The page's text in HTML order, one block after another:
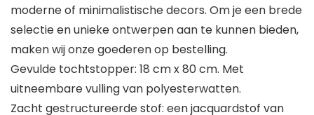
moderne of minimalistische decors. Om je een brede
selectie en unieke ontwerpen aan te kunnen bieden,
maken wij onze goederen op bestelling.
Gevulde tochtstopper: 18 cm x 80 cm. Met
uitneembare vulling van polyesterwatten.
Zacht gestructureerde stof: een jacquardstof van